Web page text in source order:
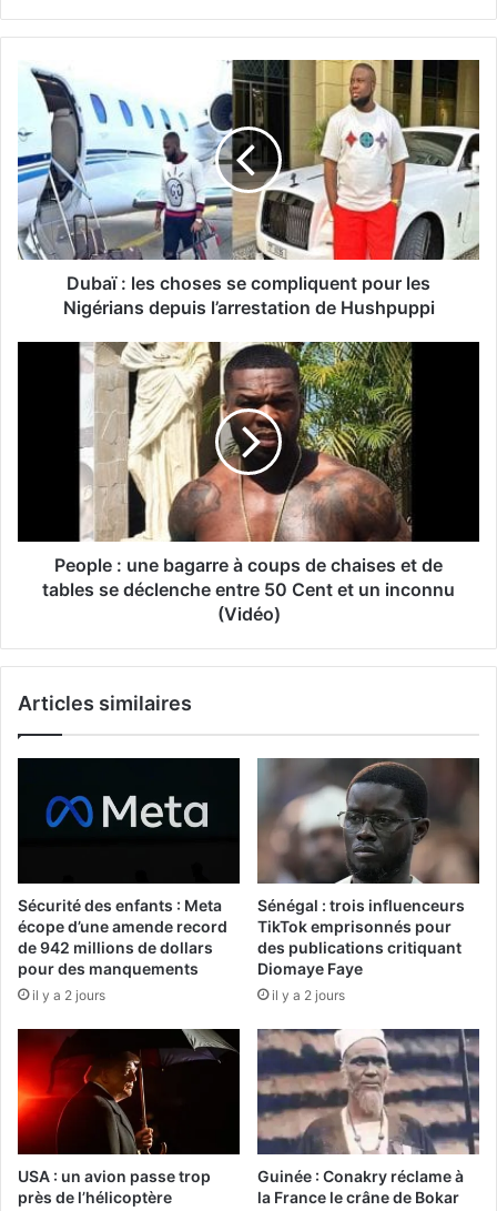
Dubaï : les choses se compliquent pour les
Nigérians depuis l’arrestation de Hushpuppi
People : une bagarre à coups de chaises et de
tables se déclenche entre 50 Cent et un inconnu
(Vidéo)
Articles similaires
Sécurité des enfants : Meta
écope d’une amende record
de 942 millions de dollars
pour des manquements
il y a 2 jours
Sénégal : trois influenceurs
TikTok emprisonnés pour
des publications critiquant
Diomaye Faye
il y a 2 jours
USA : un avion passe trop
près de l’hélicoptère
Guinée : Conakry réclame à
la France le crâne de Bokar